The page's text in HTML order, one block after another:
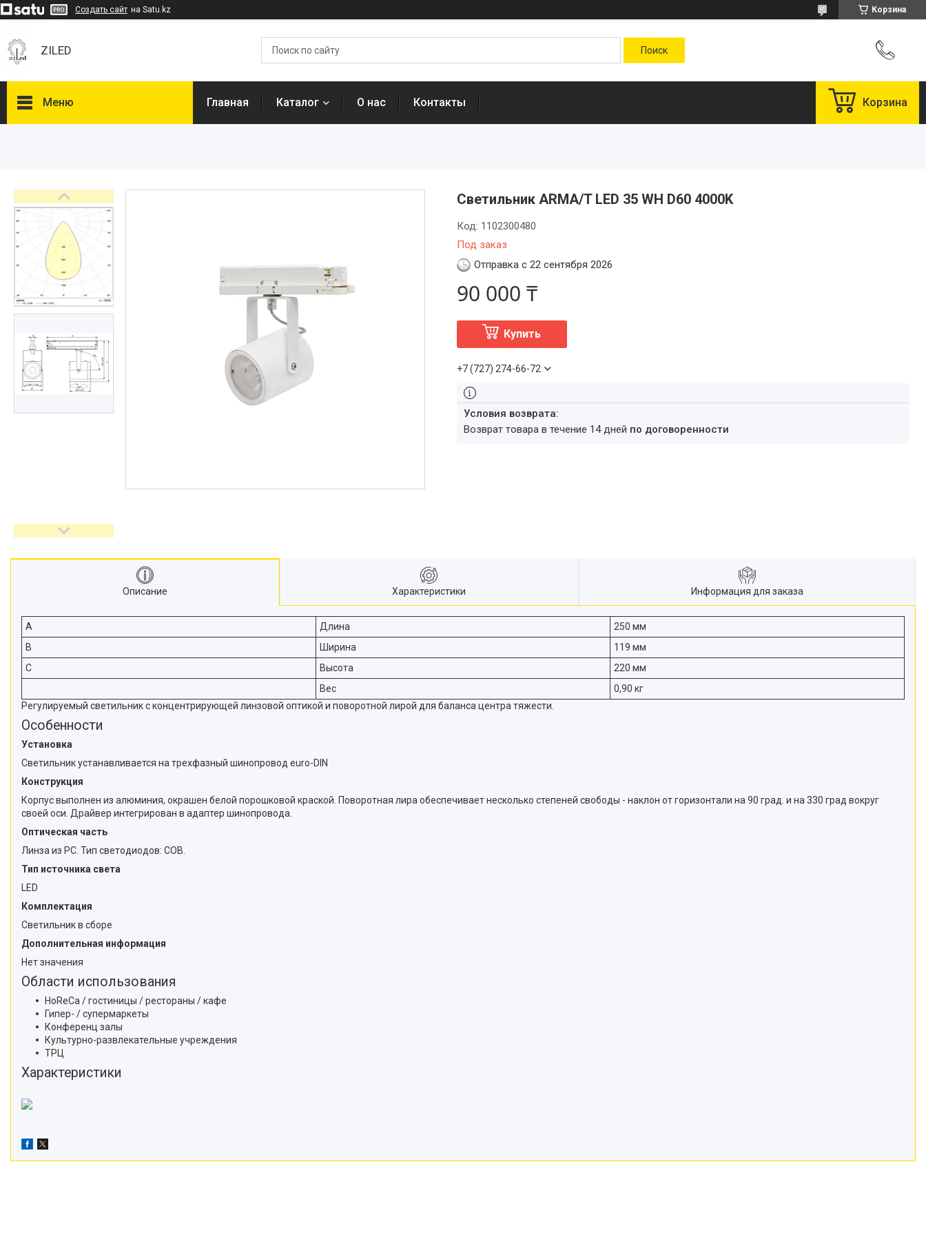
Создать сайт на Satu.kz Корзина
ZILED
Меню
ФАРЛАЙТ
NLCO
INNOLUX
Отзывы
Главная Каталог О нас Контакты Корзина
Светильник ARMA/T LED 35 WH D60 4000K
Под заказ
Код: 1102300480
Отправка с 22 сентября 2026
90 000 ₸
Купить
+7 (727) 274-66-72
возврат товара в течение 14 дней по договоренности
Описание Характеристики Информация для заказа
A Длина
250 мм
B
Ширина
119 мм
C
Высота
220 мм
Вес
0,90 кг
Регулируемый светильник с концентрирующей линзовой оптикой и поворотной лирой для баланса центра тяжести.
Особенности
Установка
Светильник устанавливается на трехфазный шинопровод euro-DIN
Конструкция
Корпус выполнен из алюминия, окрашен белой порошковой краской. Поворотная лира обеспечивает несколько степеней свободы - наклон от горизонтали на 90 град. и на 330 град вокруг
своей оси. Драйвер интегрирован в адаптер шинопровода.
Оптическая часть
Линза из PC. Тип светодиодов: COB.
Тип источника света
LED
Комплектация
Светильник в сборе
Дополнительная информация
Нет значения
Области использования
HoReCa / гостиницы / рестораны / кафе
Гипер- / супермаркеты
Конференц залы
Культурно-развлекательные учреждения
ТРЦ
Характеристики